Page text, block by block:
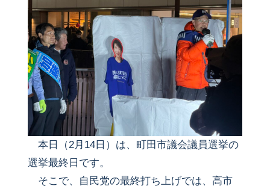
本日（2月14日）は、町田市議会議員選挙の
選挙最終日です。
そこで、自民党の最終打ち上げでは、高市